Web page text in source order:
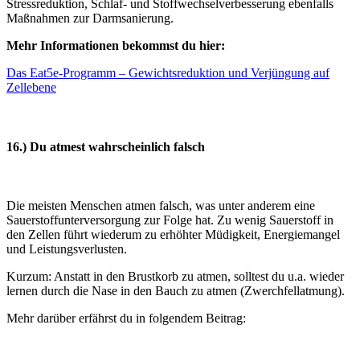
Stressreduktion, Schlaf- und Stoffwechselverbesserung ebenfalls
Maßnahmen zur Darmsanierung.
Mehr Informationen bekommst du hier:
Das Eat5e-Programm – Gewichtsreduktion und Verjüngung auf
Zellebene
16.) Du atmest wahrscheinlich falsch
Die meisten Menschen atmen falsch, was unter anderem eine
Sauerstoffunterversorgung zur Folge hat. Zu wenig Sauerstoff in
den Zellen führt wiederum zu erhöhter Müdigkeit, Energiemangel
und Leistungsverlusten.
Kurzum: Anstatt in den Brustkorb zu atmen, solltest du u.a. wieder
lernen durch die Nase in den Bauch zu atmen (Zwerchfellatmung).
Mehr darüber erfährst du in folgendem Beitrag: